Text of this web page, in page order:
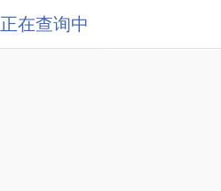
正在查询中